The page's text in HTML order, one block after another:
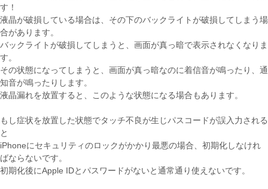
す！
液晶が破損している場合は、その下のバックライトが破損してしまう場
合があります。
バックライトが破損してしまうと、画面が真っ暗で表示されなくなりま
す。
その状態になってしまうと、画面が真っ暗なのに着信音が鳴ったり、通
知音が鳴ったりします。
液晶漏れを放置すると、このような状態になる場合もあります。
もし症状を放置した状態でタッチ不良が生じパスコードが誤入力される
と
iPhoneにセキュリティのロックがかかり最悪の場合、初期化しなけれ
ばならないです。
初期化後にApple IDとパスワードがないと通常通り使えないです。